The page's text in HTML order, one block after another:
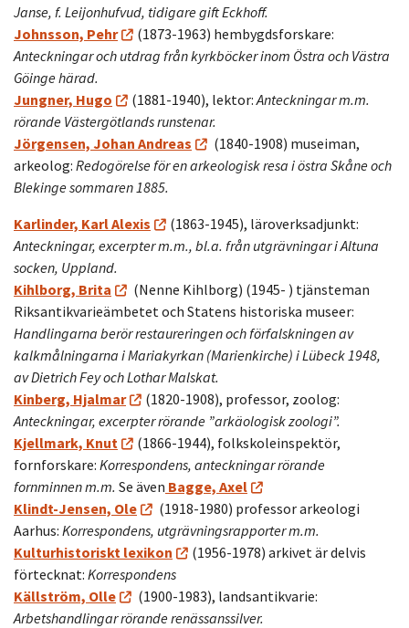
Janse, f. Leijonhufvud, tidigare gift Eckhoff.
Johnsson, Pehr
(1873-1963) hembygdsforskare:
Anteckningar och utdrag från kyrkböcker inom Östra och Västra
Göinge härad.
Jungner, Hugo
(1881-1940), lektor: Anteckningar m.m.
rörande Västergötlands runstenar.
Jörgensen, Johan Andreas
(1840-1908) museiman,
arkeolog: Redogörelse för en arkeologisk resa i östra Skåne och
Blekinge sommaren 1885.
Karlinder, Karl Alexis
(1863-1945), läroverksadjunkt:
Anteckningar, excerpter m.m., bl.a. från utgrävningar i Altuna
socken, Uppland.
Kihlborg, Brita
(Nenne Kihlborg) (1945- ) tjänsteman
Riksantikvarieämbetet och Statens historiska museer:
Handlingarna berör restaureringen och förfalskningen av
kalkmålningarna i Mariakyrkan (Marienkirche) i Lübeck 1948,
av Dietrich Fey och Lothar Malskat.
Kinberg, Hjalmar
(1820-1908), professor, zoolog:
Anteckningar, excerpter rörande ”arkäologisk zoologi”.
Kjellmark, Knut
(1866-1944), folkskoleinspektör,
fornforskare: Korrespondens, anteckningar rörande
fornminnen m.m. Se även Bagge, Axel
Klindt-Jensen, Ole
(1918-1980) professor arkeologi
Aarhus: Korrespondens, utgrävningsrapporter m.m.
Kulturhistoriskt lexikon
(1956-1978) arkivet är delvis
förtecknat: Korrespondens
Källström, Olle
(1900-1983), landsantikvarie:
Arbetshandlingar rörande renässanssilver.